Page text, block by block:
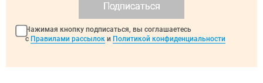
Подписаться
Нажимая кнопку подписаться, вы соглашаетесь
с Правилами рассылок и Политикой конфиденциальности